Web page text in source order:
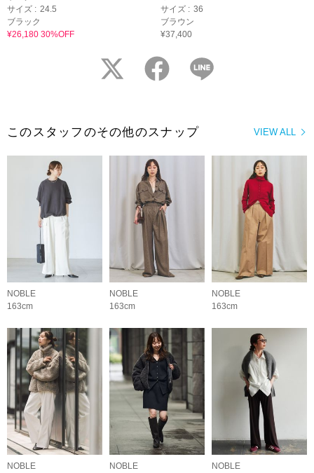
サイズ : 24.5
ブラック
¥26,180 30%OFF
サイズ : 36
ブラウン
¥37,400
twitter facebook
VIEW ALL
このスタッフのその他のスナップ
NOBLE
163cm
NOBLE
163cm
NOBLE
163cm
NOBLE
NOBLE
NOBLE